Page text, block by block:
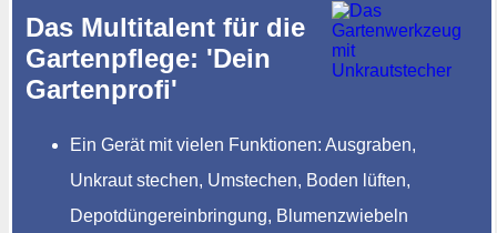
Das Multitalent für die
Gartenpflege: 'Dein
Gartenprofi'
Ein Gerät mit vielen Funktionen: Ausgraben,
Unkraut stechen, Umstechen, Boden lüften,
Depotdüngereinbringung, Blumenzwiebeln